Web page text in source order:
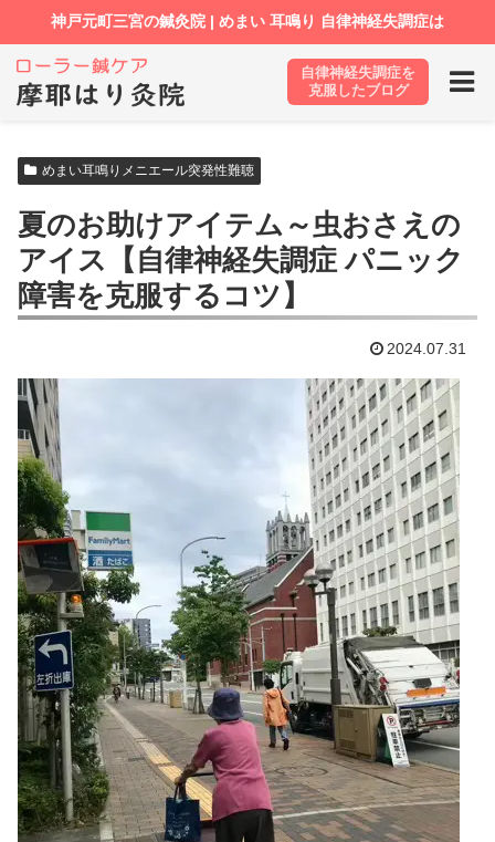
ホーム ブログ めまい耳鳴りメニエール突発性難聴
めまい耳鳴りメニエール突発性難聴
夏のお助けアイテム～虫おさえの
アイス【自律神経失調症 パニック
障害を克服するコツ】
2024.07.31
自律神経失調症を
克服したブログ